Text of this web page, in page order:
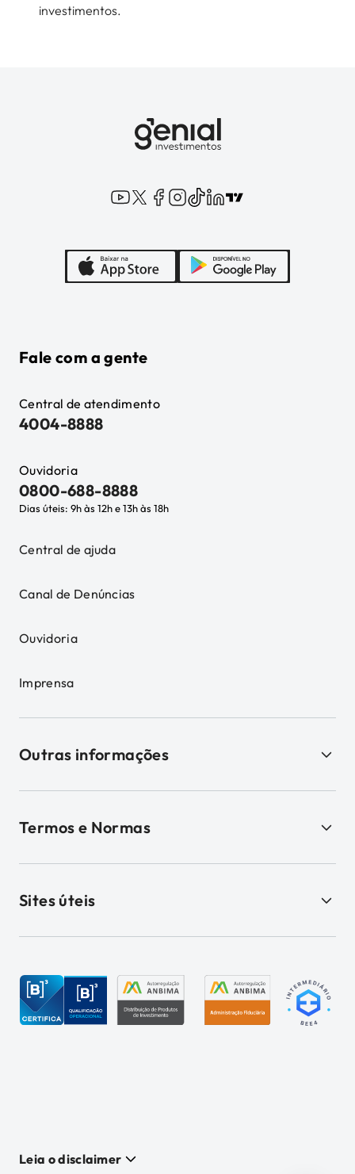
investimentos.
Fale com a gente
Central de atendimento
4004-8888
Ouvidoria
0800-688-8888
Dias úteis: 9h às 12h e 13h às 18h
Central de ajuda
Canal de Denúncias
Ouvidoria
Imprensa
Outras informações
Termos e Normas
Sites úteis
Leia o disclaimer